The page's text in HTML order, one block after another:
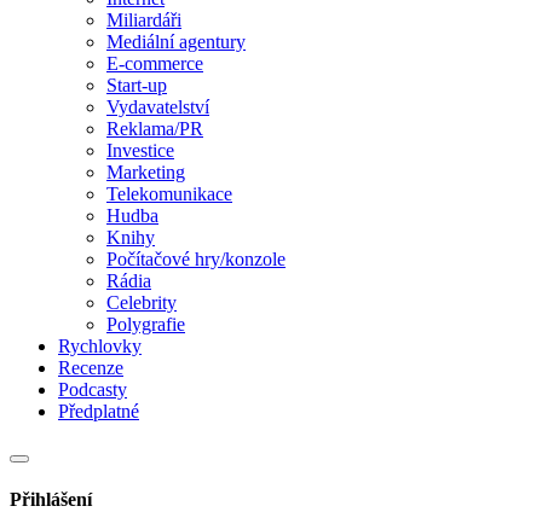
Miliardáři
Mediální agentury
E-commerce
Start-up
Vydavatelství
Reklama/PR
Investice
Marketing
Telekomunikace
Hudba
Knihy
Počítačové hry/konzole
Rádia
Celebrity
Polygrafie
Rychlovky
Recenze
Podcasty
Předplatné
Přihlášení